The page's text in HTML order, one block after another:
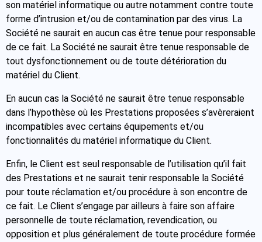
son matériel informatique ou autre notamment contre toute
forme d’intrusion et/ou de contamination par des virus. La
Société ne saurait en aucun cas être tenue pour responsable
de ce fait. La Société ne saurait être tenue responsable de
tout dysfonctionnement ou de toute détérioration du
matériel du Client.
En aucun cas la Société ne saurait être tenue responsable
dans l’hypothèse où les Prestations proposées s’avèreraient
incompatibles avec certains équipements et/ou
fonctionnalités du matériel informatique du Client.
Enfin, le Client est seul responsable de l’utilisation qu’il fait
des Prestations et ne saurait tenir responsable la Société
pour toute réclamation et/ou procédure à son encontre de
ce fait. Le Client s’engage par ailleurs à faire son affaire
personnelle de toute réclamation, revendication, ou
opposition et plus généralement de toute procédure formée